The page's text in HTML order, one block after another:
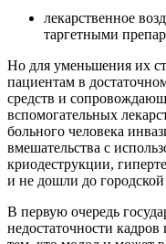
лекарственное
таргетными
Но для уменьшения их
пациентам в
средств и
вспомогательных
больного человека
вмешательства с
криодеструкции,
и не дошли до
В первую очередь
недостаточности